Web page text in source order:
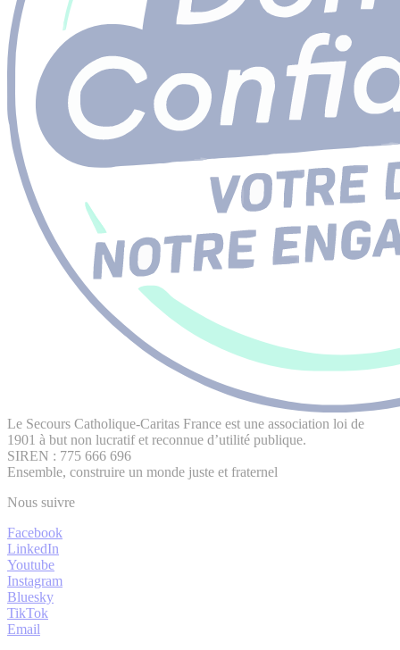
Le Secours Catholique-Caritas France est une association loi de
1901 à but non lucratif et reconnue d’utilité publique.
SIREN : 775 666 696
Ensemble, construire un monde juste et fraternel
Nous suivre
Facebook
LinkedIn
Youtube
Instagram
Bluesky
TikTok
Email